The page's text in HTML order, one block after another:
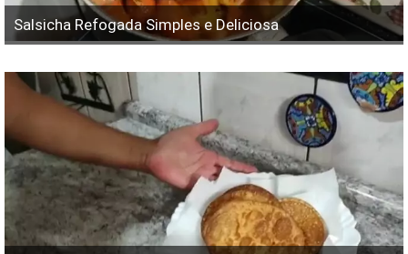
Salsicha Refogada Simples e Deliciosa